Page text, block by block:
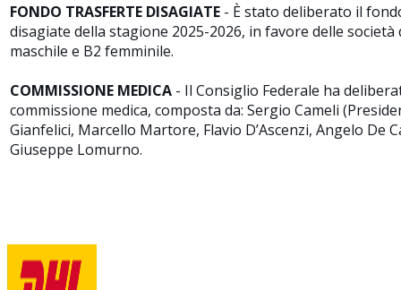
FONDO TRASFERTE DISAGIATE - È stato deliberato il
disagiate della stagione 2025-2026, in favore delle
maschile e B2 femminile.
COMMISSIONE MEDICA - Il Consiglio Federale ha
commissione medica, composta da: Sergio Cameli
Gianfelici, Marcello Martore, Flavio D’Ascenzi, Angelo De
Giuseppe Lomurno.